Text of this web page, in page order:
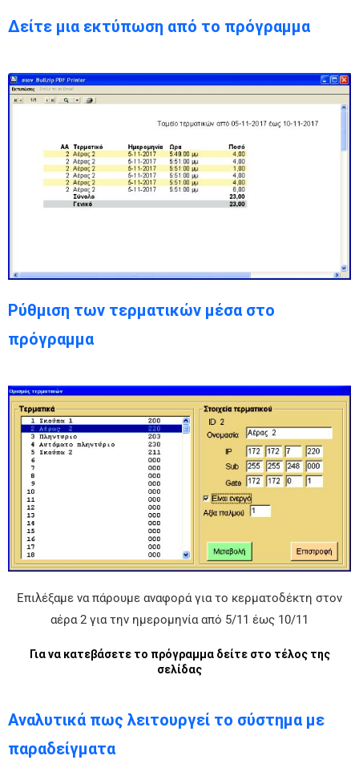
Δείτε μια εκτύπωση από το πρόγραμμα
Ρύθμιση των τερματικών μέσα στο
πρόγραμμα
Επιλέξαμε να πάρουμε αναφορά για το κερματοδέκτη στον
αέρα 2 για την ημερομηνία από 5/11 έως 10/11
Για να κατεβάσετε το πρόγραμμα δείτε στο τέλος της
σελίδας
Αναλυτικά πως λειτουργεί το σύστημα με
παραδείγματα